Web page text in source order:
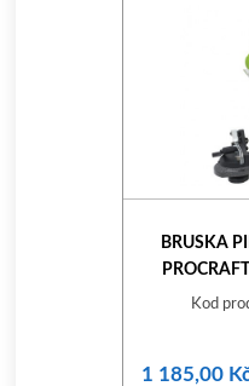
BRUSKA
Kod
1 185,00